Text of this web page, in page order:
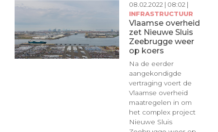
08.02.2022 | 08:02 |
INFRASTRUCTUUR
Vlaamse overheid
zet Nieuwe Sluis
Zeebrugge weer
op koers
Na de eerder
aangekondigde
vertraging voert de
Vlaamse overheid
maatregelen in om
het complex project
Nieuwe Sluis